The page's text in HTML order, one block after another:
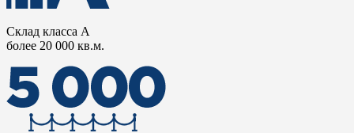
Склад класса А
более 20 000 кв.м.